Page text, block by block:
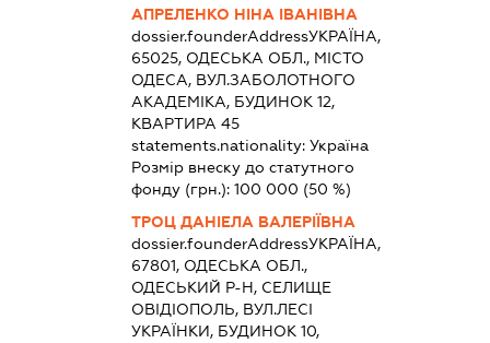
АПРЕЛЕНКО НІНА ІВАНІВНА
dossier.founderAddressУКРАЇНА,
65025, ОДЕСЬКА ОБЛ., МІСТО
ОДЕСА, ВУЛ.ЗАБОЛОТНОГО
АКАДЕМІКА, БУДИНОК 12,
КВАРТИРА 45
statements.nationality:Україна
Розмір внеску до статутного
фонду (грн.):100 000 (50 %)
ТРОЦ ДАНІЕЛА ВАЛЕРІЇВНА
dossier.founderAddressУКРАЇНА,
67801, ОДЕСЬКА ОБЛ.,
ОДЕСЬКИЙ Р-Н, СЕЛИЩЕ
ОВІДІОПОЛЬ, ВУЛ.ЛЕСІ
УКРАЇНКИ, БУДИНОК 10,